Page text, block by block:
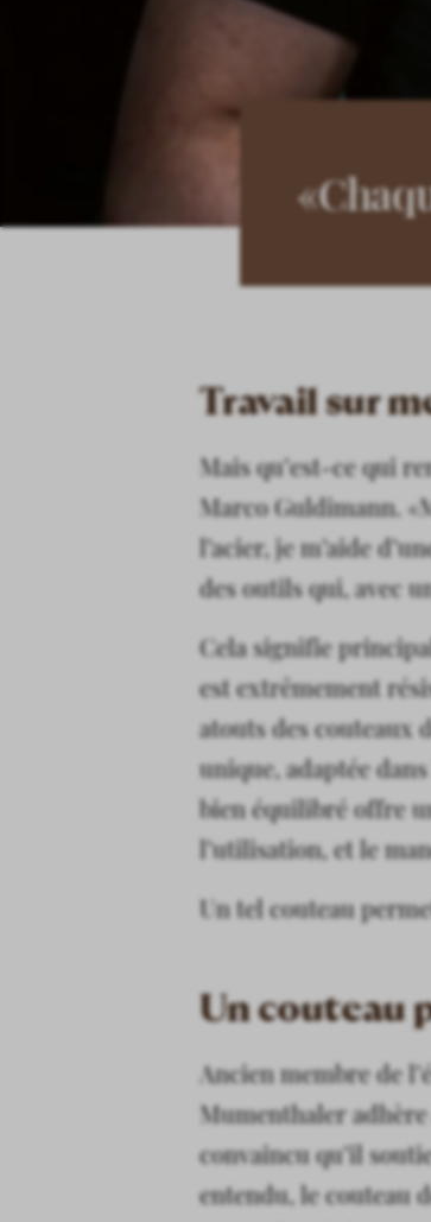
Travail sur
Mais qu’est-ce qui
Marco Guldimann.
l’acier, je m’aide
des outils qui, avec
Cela signifie
est extrêmement
atouts des couteaux
unique, adaptée
bien équilibré offre
l’utilisation, et le
Un tel couteau
Un couteau
Ancien membre de
Mumenthaler
convaincu qu’il
entendu, le couteau